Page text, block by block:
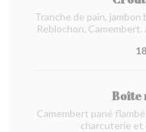
Tranche de pain,
Reblochon,
Boîte
Camembert pané
charcuterie et